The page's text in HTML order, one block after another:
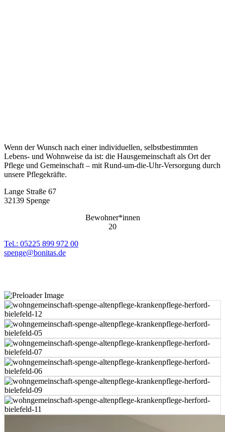
Wenn der Wunsch nach einer individuellen, selbstbestimmten
Lebens- und Wohnweise da ist: die Hausgemeinschaft als Ort der
Pflege und Gemeinschaft – mit Rund-um-die-Uhr-Versorgung durch
unsere Pflegekräfte.
Lange Straße 67
32139 Spenge
Bewohner*innen
20
Tel.: 05225 899 972 00
spenge@bonitas.de